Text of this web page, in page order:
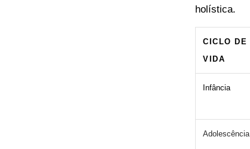
holística.
CICLO DE
VIDA
Infância
Adolescência